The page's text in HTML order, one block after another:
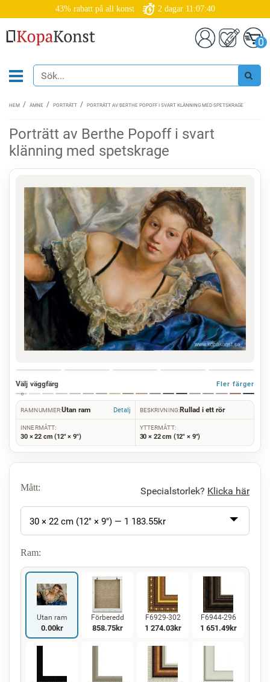
43% rabatt på all konst 2 dagar 11:07:39
0
HEM ÄMNE PORTRÄTT PORTRÄTT AV BERTHE POPOFF I SVART KLÄNNING MED SPETSKRAGE
Porträtt av Berthe Popoff i svart
klänning med spetskrage
Välj väggfärg Fler färger
RAMNUMMER:Utan ram Detalj BESKRIVNING:Rullad i ett rör
INNERMÅTT:
30 × 22 cm (12" × 9")
YTTERMÅTT:
30 × 22 cm (12" × 9")
Mått: Specialstorlek? Klicka här
30 × 22 cm (12" × 9") — 1 183.55kr
Ram:
Utan ram
0.00kr
Förberedd
858.75kr
F6929-302
1 274.03kr
F6944-296
1 651.49kr